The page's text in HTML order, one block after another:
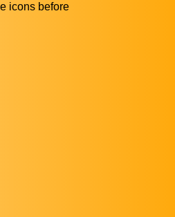
icons before